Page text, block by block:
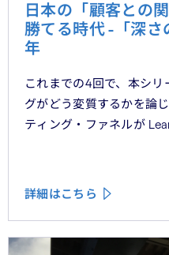
日本の「顧客との
勝てる時代 -「深
年
これまでの4回で、本シ
グがどう変質するかを論
ティング・ファネルが
第3回では Learn フェーズ
れらの議論を日本市場の
詳細はこちら